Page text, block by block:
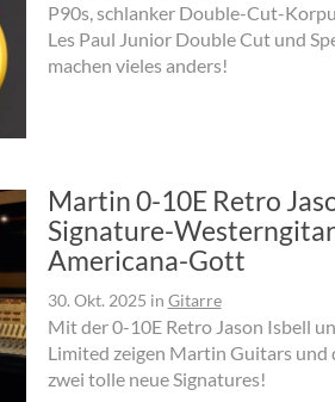
P90s, schlanker Double-Cut-
Les Paul Junior Double Cut und
machen vieles anders!
Martin 0-10E Retro
Signature-
Americana-Gott
30. Okt. 2025 in Gitarre
Mit der 0-10E Retro Jason Isbell
Limited zeigen Martin Guitars und
zwei tolle neue Signatures!